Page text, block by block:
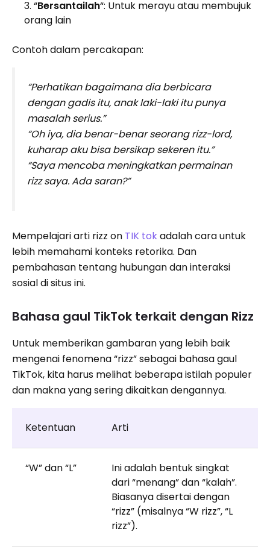
“Bersantailah“: Untuk merayu atau membujuk
orang lain
Contoh dalam percakapan:
“Perhatikan bagaimana dia berbicara
dengan gadis itu, anak laki-laki itu punya
masalah serius.”
“Oh iya, dia benar-benar seorang rizz-lord,
kuharap aku bisa bersikap sekeren itu.”
“Saya mencoba meningkatkan permainan
rizz saya. Ada saran?”
Mempelajari arti rizz on TIK tokadalah cara untuk
lebih memahami konteks retorika. Dan
pembahasan tentang hubungan dan interaksi
sosial di situs ini.
Bahasa gaul TikTok terkait dengan Rizz
Untuk memberikan gambaran yang lebih baik
mengenai fenomena “rizz” sebagai bahasa gaul
TikTok, kita harus melihat beberapa istilah populer
dan makna yang sering dikaitkan dengannya.
Ketentuan Arti
“W” dan “L”
Ini adalah bentuk singkat
dari “menang” dan “kalah”.
Biasanya disertai dengan
“rizz” (misalnya “W rizz”, “L
rizz”).